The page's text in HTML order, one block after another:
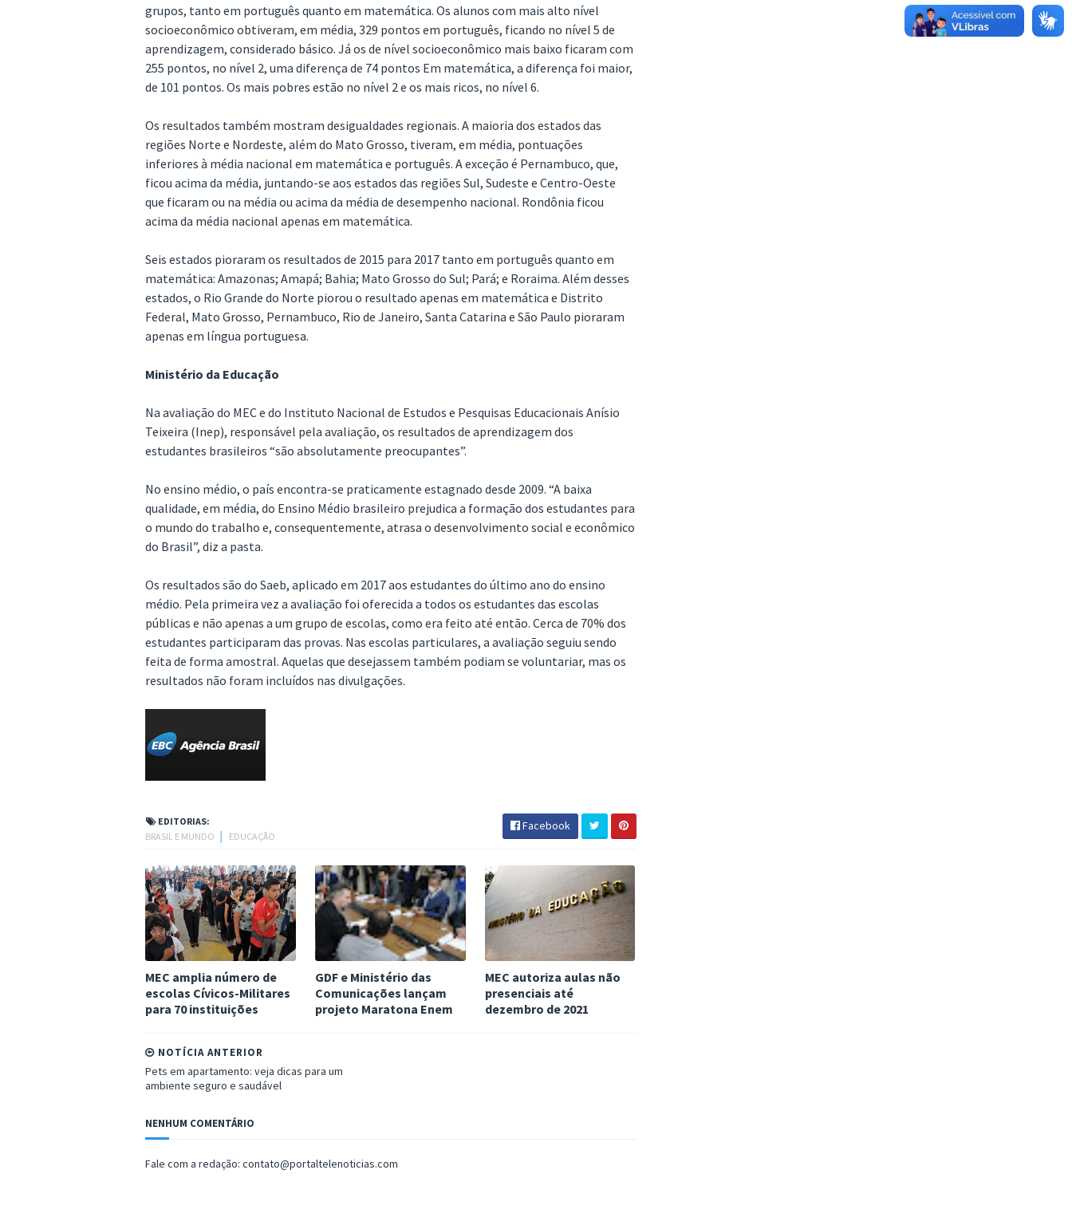
grupos, tanto em português quanto em matemática. Os alunos com mais alto nível
socioeconômico obtiveram, em média, 329 pontos em português, ficando no nível 5 de
aprendizagem, considerado básico. Já os de nível socioeconômico mais baixo ficaram com
255 pontos, no nível 2, uma diferença de 74 pontos Em matemática, a diferença foi maior,
de 101 pontos. Os mais pobres estão no nível 2 e os mais ricos, no nível 6.
Os resultados também mostram desigualdades regionais. A maioria dos estados das
regiões Norte e Nordeste, além do Mato Grosso, tiveram, em média, pontuações
inferiores à média nacional em matemática e português. A exceção é Pernambuco, que,
ficou acima da média, juntando-se aos estados das regiões Sul, Sudeste e Centro-Oeste
que ficaram ou na média ou acima da média de desempenho nacional. Rondônia ficou
acima da média nacional apenas em matemática.
Seis estados pioraram os resultados de 2015 para 2017 tanto em português quanto em
matemática: Amazonas; Amapá; Bahia; Mato Grosso do Sul; Pará; e Roraima. Além desses
estados, o Rio Grande do Norte piorou o resultado apenas em matemática e Distrito
Federal, Mato Grosso, Pernambuco, Rio de Janeiro, Santa Catarina e São Paulo pioraram
apenas em língua portuguesa.
Ministério da Educação
Na avaliação do MEC e do Instituto Nacional de Estudos e Pesquisas Educacionais Anísio
Teixeira (Inep), responsável pela avaliação, os resultados de aprendizagem dos
estudantes brasileiros “são absolutamente preocupantes”.
No ensino médio, o país encontra-se praticamente estagnado desde 2009. “A baixa
qualidade, em média, do Ensino Médio brasileiro prejudica a formação dos estudantes para
o mundo do trabalho e, consequentemente, atrasa o desenvolvimento social e econômico
do Brasil”, diz a pasta.
Os resultados são do Saeb, aplicado em 2017 aos estudantes do último ano do ensino
médio. Pela primeira vez a avaliação foi oferecida a todos os estudantes das escolas
públicas e não apenas a um grupo de escolas, como era feito até então. Cerca de 70% dos
estudantes participaram das provas. Nas escolas particulares, a avaliação seguiu sendo
feita de forma amostral. Aquelas que desejassem também podiam se voluntariar, mas os
resultados não foram incluídos nas divulgações.
EDITORIAS:
BRASIL E MUNDO
EDUCAÇÃO
Facebook
MEC amplia número de
escolas Cívicos-Militares
para 70 instituições
GDF e Ministério das
Comunicações lançam
projeto Maratona Enem
MEC autoriza aulas não
presenciais até
dezembro de 2021
NOTÍCIA ANTERIOR
Pets em apartamento: veja dicas para um
ambiente seguro e saudável
NENHUM COMENTÁRIO
Fale com a redação: contato@portaltelenoticias.com